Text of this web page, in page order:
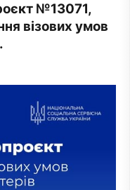
№13071,
візових умов